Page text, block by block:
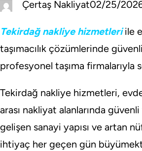
Çertaş Nakliyat02/25/
Tekirdağ nakliye hizmetleriile
taşımacılık çözümlerinde
profesyonel taşıma firmalarıyla
Tekirdağ nakliye hizmetleri,
arası nakliyat alanlarında
gelişen sanayi yapısı ve artan
ihtiyaç her geçen gün